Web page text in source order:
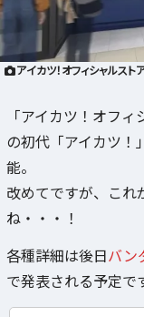
アイカツ！オフィシャルスト
「アイカツ！オフ
の初代「アイカツ！
能。
改めてですが、これ
ね・・・！
各種詳細は後日バン
で発表される予定で